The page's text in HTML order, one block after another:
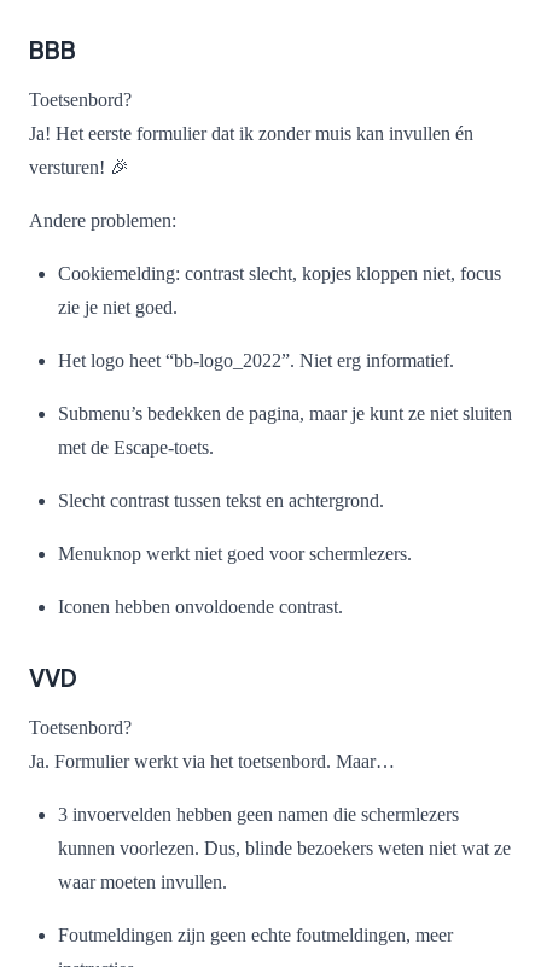
BBB
Toetsenbord?
Ja! Het eerste formulier dat ik zonder muis kan invullen én
versturen! 🎉
Andere problemen:
Cookiemelding: contrast slecht, kopjes kloppen niet, focus
zie je niet goed.
Het logo heet “bb-logo_2022”. Niet erg informatief.
Submenu’s bedekken de pagina, maar je kunt ze niet sluiten
met de Escape-toets.
Slecht contrast tussen tekst en achtergrond.
Menuknop werkt niet goed voor schermlezers.
Iconen hebben onvoldoende contrast.
VVD
Toetsenbord?
Ja. Formulier werkt via het toetsenbord. Maar…
3 invoervelden hebben geen namen die schermlezers
kunnen voorlezen. Dus, blinde bezoekers weten niet wat ze
waar moeten invullen.
Foutmeldingen zijn geen echte foutmeldingen, meer